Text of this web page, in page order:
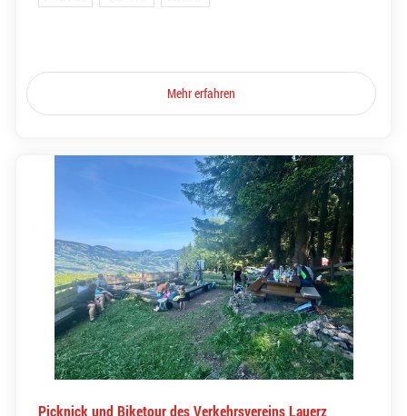
Mehr erfahren
Picknick und Biketour des Verkehrsvereins Lauerz